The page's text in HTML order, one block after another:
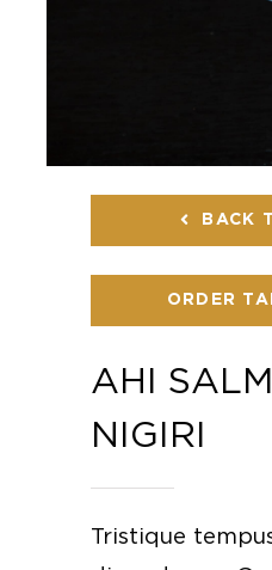
BACK
ORDER
AHI
NIGIRI
Tristique